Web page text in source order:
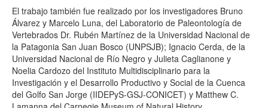
El trabajo también fue realizado por los investigadores Bruno
Álvarez y Marcelo Luna, del Laboratorio de Paleontología de
Vertebrados Dr. Rubén Martínez de la Universidad Nacional de
la Patagonia San Juan Bosco (UNPSJB); Ignacio Cerda, de la
Universidad Nacional de Río Negro y Julieta Caglianone y
Noelia Cardozo del Instituto Multidisciplinario para la
Investigación y el Desarrollo Productivo y Social de la Cuenca
del Golfo San Jorge (IIDEPyS-GSJ-CONICET) y Matthew C.